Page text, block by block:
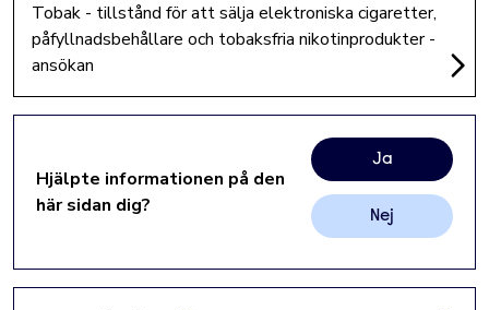
Tobak - tillstånd för att sälja elektroniska cigaretter,
påfyllnadsbehållare och tobaksfria nikotinprodukter -
ansökan
Hjälpte informationen på den
här sidan dig?
Ja
Nej